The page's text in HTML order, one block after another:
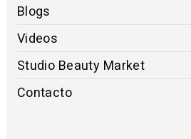
Blogs
Videos
Studio Beauty Market
Contacto